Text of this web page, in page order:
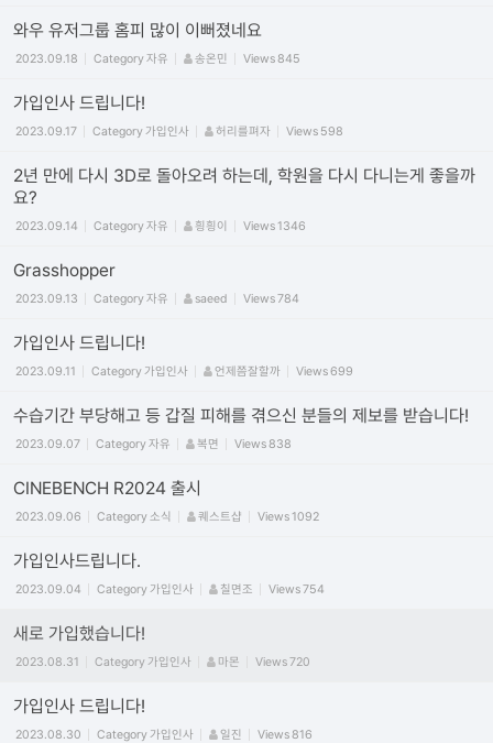
와우 유저그룹 홈피 많이 이뻐졌네요
2023.09.18 Category자유 송온민 Views845
가입인사 드립니다!
2023.09.17 Category가입인사 허리를펴자 Views 598
2년 만에 다시 3D로 돌아오려 하는데, 학원을 다시 다니는게 좋을까
요?
2023.09.14 Category자유 힁힁이 Views1346
Grasshopper
2023.09.13 Category자유 saeed Views784
가입인사 드립니다!
2023.09.11 Category가입인사 언제쯤잘할까 Views699
수습기간 부당해고 등 갑질 피해를 겪으신 분들의 제보를 받습니다!
2023.09.07 Category자유 복면 Views838
CINEBENCH R2024 출시
2023.09.06 Category소식 퀘스트샵 Views1092
가입인사드립니다.
2023.09.04 Category가입인사 칠면조 Views754
새로 가입했습니다!
2023.08.31 Category가입인사 마몬 Views720
가입인사 드립니다!
2023.08.30 Category가입인사 일진 Views816